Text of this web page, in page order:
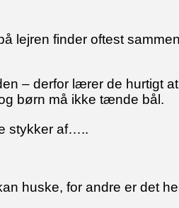
lejren finder oftest
– derfor lærer de hurtigt
børn må ikke tænde bål.
stykker af…..
huske, for andre er det